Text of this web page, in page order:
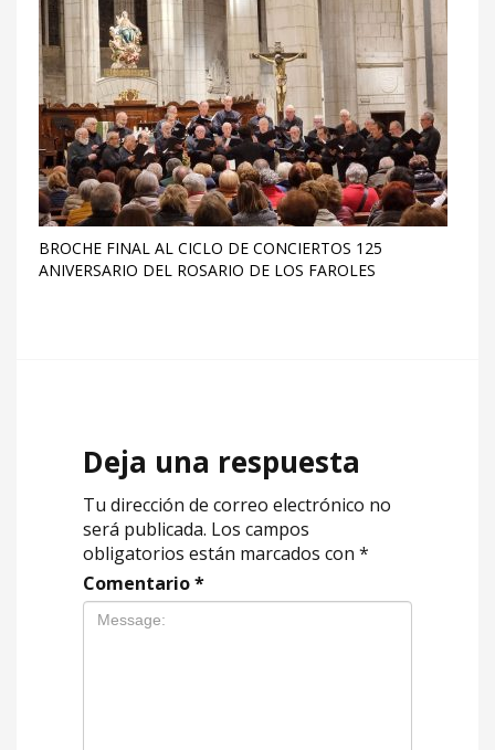
BROCHE FINAL AL CICLO DE CONCIERTOS 125
ANIVERSARIO DEL ROSARIO DE LOS FAROLES
Deja una respuesta
Tu dirección de correo electrónico no
será publicada. Los campos
obligatorios están marcados con *
Comentario*